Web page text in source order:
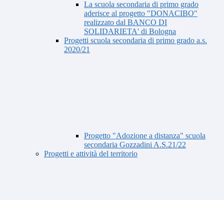
La scuola secondaria di primo grado
aderisce al progetto "DONACIBO"
realizzato dal BANCO DI
SOLIDARIETA' di Bologna
Progetti scuola secondaria di primo grado a.s.
2020/21
Progetto "Adozione a distanza" scuola
secondaria Gozzadini A.S.21/22
Progetti e attività del territorio